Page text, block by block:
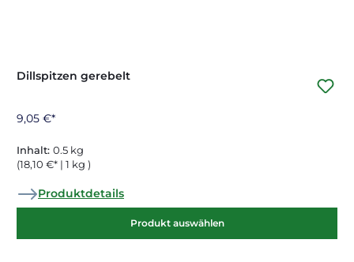
Dillspitzen gerebelt
9,05 €*
Inhalt: 0.5 kg
(18,10 €* | 1 kg )
Produktdetails
Produkt auswählen